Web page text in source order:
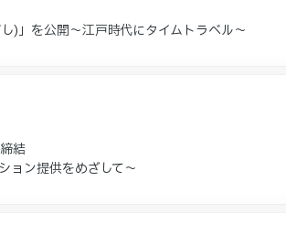
)」を公開～江戸時代にタイムトラベル～
結
ョン提供をめざして～